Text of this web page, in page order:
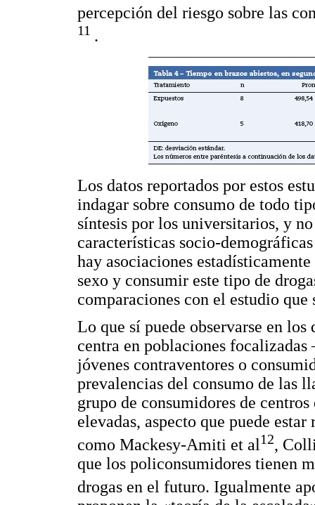
percepción del riesgo sobre las
11 .
Los datos reportados por estos
indagar sobre consumo de todo
síntesis por los universitarios, y
características socio-
hay asociaciones
sexo y consumir este tipo de
comparaciones con el estudio que
Lo que sí puede observarse en los
centra en poblaciones
jóvenes contraventores o
prevalencias del consumo de las
grupo de consumidores de
elevadas, aspecto que puede
como Mackesy-Amiti et al 12,
que los policonsumidores tienen
drogas en el futuro. Igualmente